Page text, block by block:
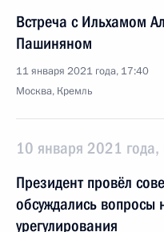
Встреча с Ильхамом
Пашиняном
11 января 2021 года, 17:40
Москва, Кремль
10 января 2021 года,
Президент провёл
обсуждались вопросы
урегулирования